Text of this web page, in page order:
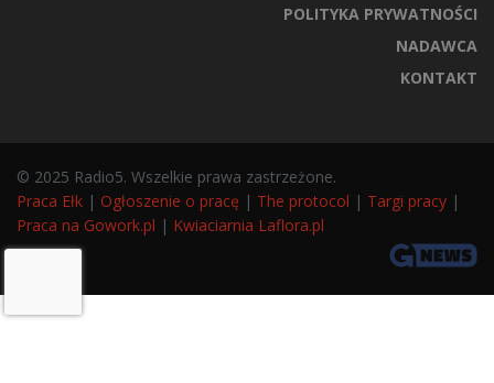
POLITYKA PRYWATNOŚCI
NADAWCA
KONTAKT
© 2025 Radio5. Wszelkie prawa zastrzeżone.
Praca Ełk | Ogłoszenie o pracę | The protocol | Targi pracy |
Praca na Gowork.pl | Kwiaciarnia Laflora.pl